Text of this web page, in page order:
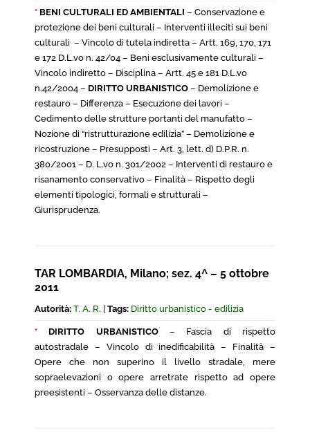
* BENI CULTURALI ED AMBIENTALI – Conservazione e
protezione dei beni culturali – Interventi illeciti sui beni
culturali – Vincolo di tutela indiretta – Artt. 169, 170, 171
e 172 D.L.vo n. 42/04 – Beni esclusivamente culturali –
Vincolo indiretto – Disciplina – Artt. 45 e 181 D.L.vo
n.42/2004 – DIRITTO URBANISTICO – Demolizione e
restauro – Differenza – Esecuzione dei lavori –
Cedimento delle strutture portanti del manufatto –
Nozione di “ristrutturazione edilizia” – Demolizione e
ricostruzione – Presupposti – Art. 3, lett. d) D.P.R. n.
380/2001 – D. L.vo n. 301/2002 – Interventi di restauro e
risanamento conservativo – Finalità – Rispetto degli
elementi tipologici, formali e strutturali –
Giurisprudenza.
TAR LOMBARDIA, Milano; sez. 4^ – 5 ottobre
2011
Autorità: T. A. R. Tags: Diritto urbanistico - edilizia
* DIRITTO URBANISTICO– Fascia di rispetto
autostradale – Vincolo di inedificabilità – Finalità –
Opere che non superino il livello stradale, mere
sopraelevazioni o opere arretrate rispetto ad opere
preesistenti – Osservanza delle distanze.